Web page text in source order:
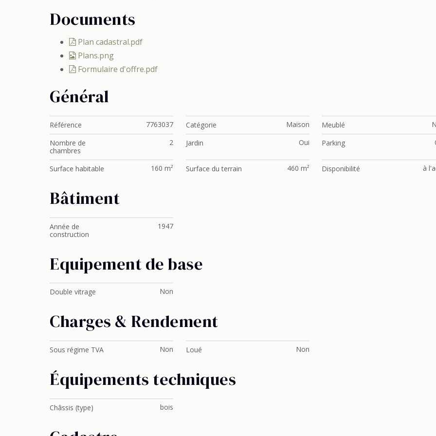
Documents
Plan cadastral.pdf
Plans.png
Formulaire d'offre.pdf
Général
Référence 7763037 Catégorie Maison Meublé
Nombre de
chambres
2 Jardin Oui Parking
Surface habitable 160 m² Surface du terrain 460 m² Disponibilité à
Bâtiment
Année de
construction
1947
Equipement de base
Double vitrage Non
Charges & Rendement
Sous régime TVA Non Loué Non
Équipements techniques
Châssis (type) bois